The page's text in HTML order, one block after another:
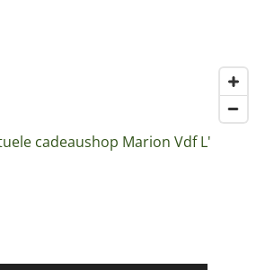
cadeaushop Marion Vdf L'